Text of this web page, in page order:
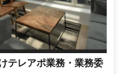
テレアポ業務・業務委